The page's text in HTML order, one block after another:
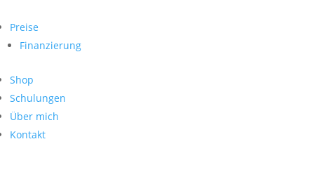
Preise
Finanzierung
Shop
Schulungen
Über mich
Kontakt
WordPress.org
Search
nach:
Archive
Kontakt
Impressum
Datenschutz